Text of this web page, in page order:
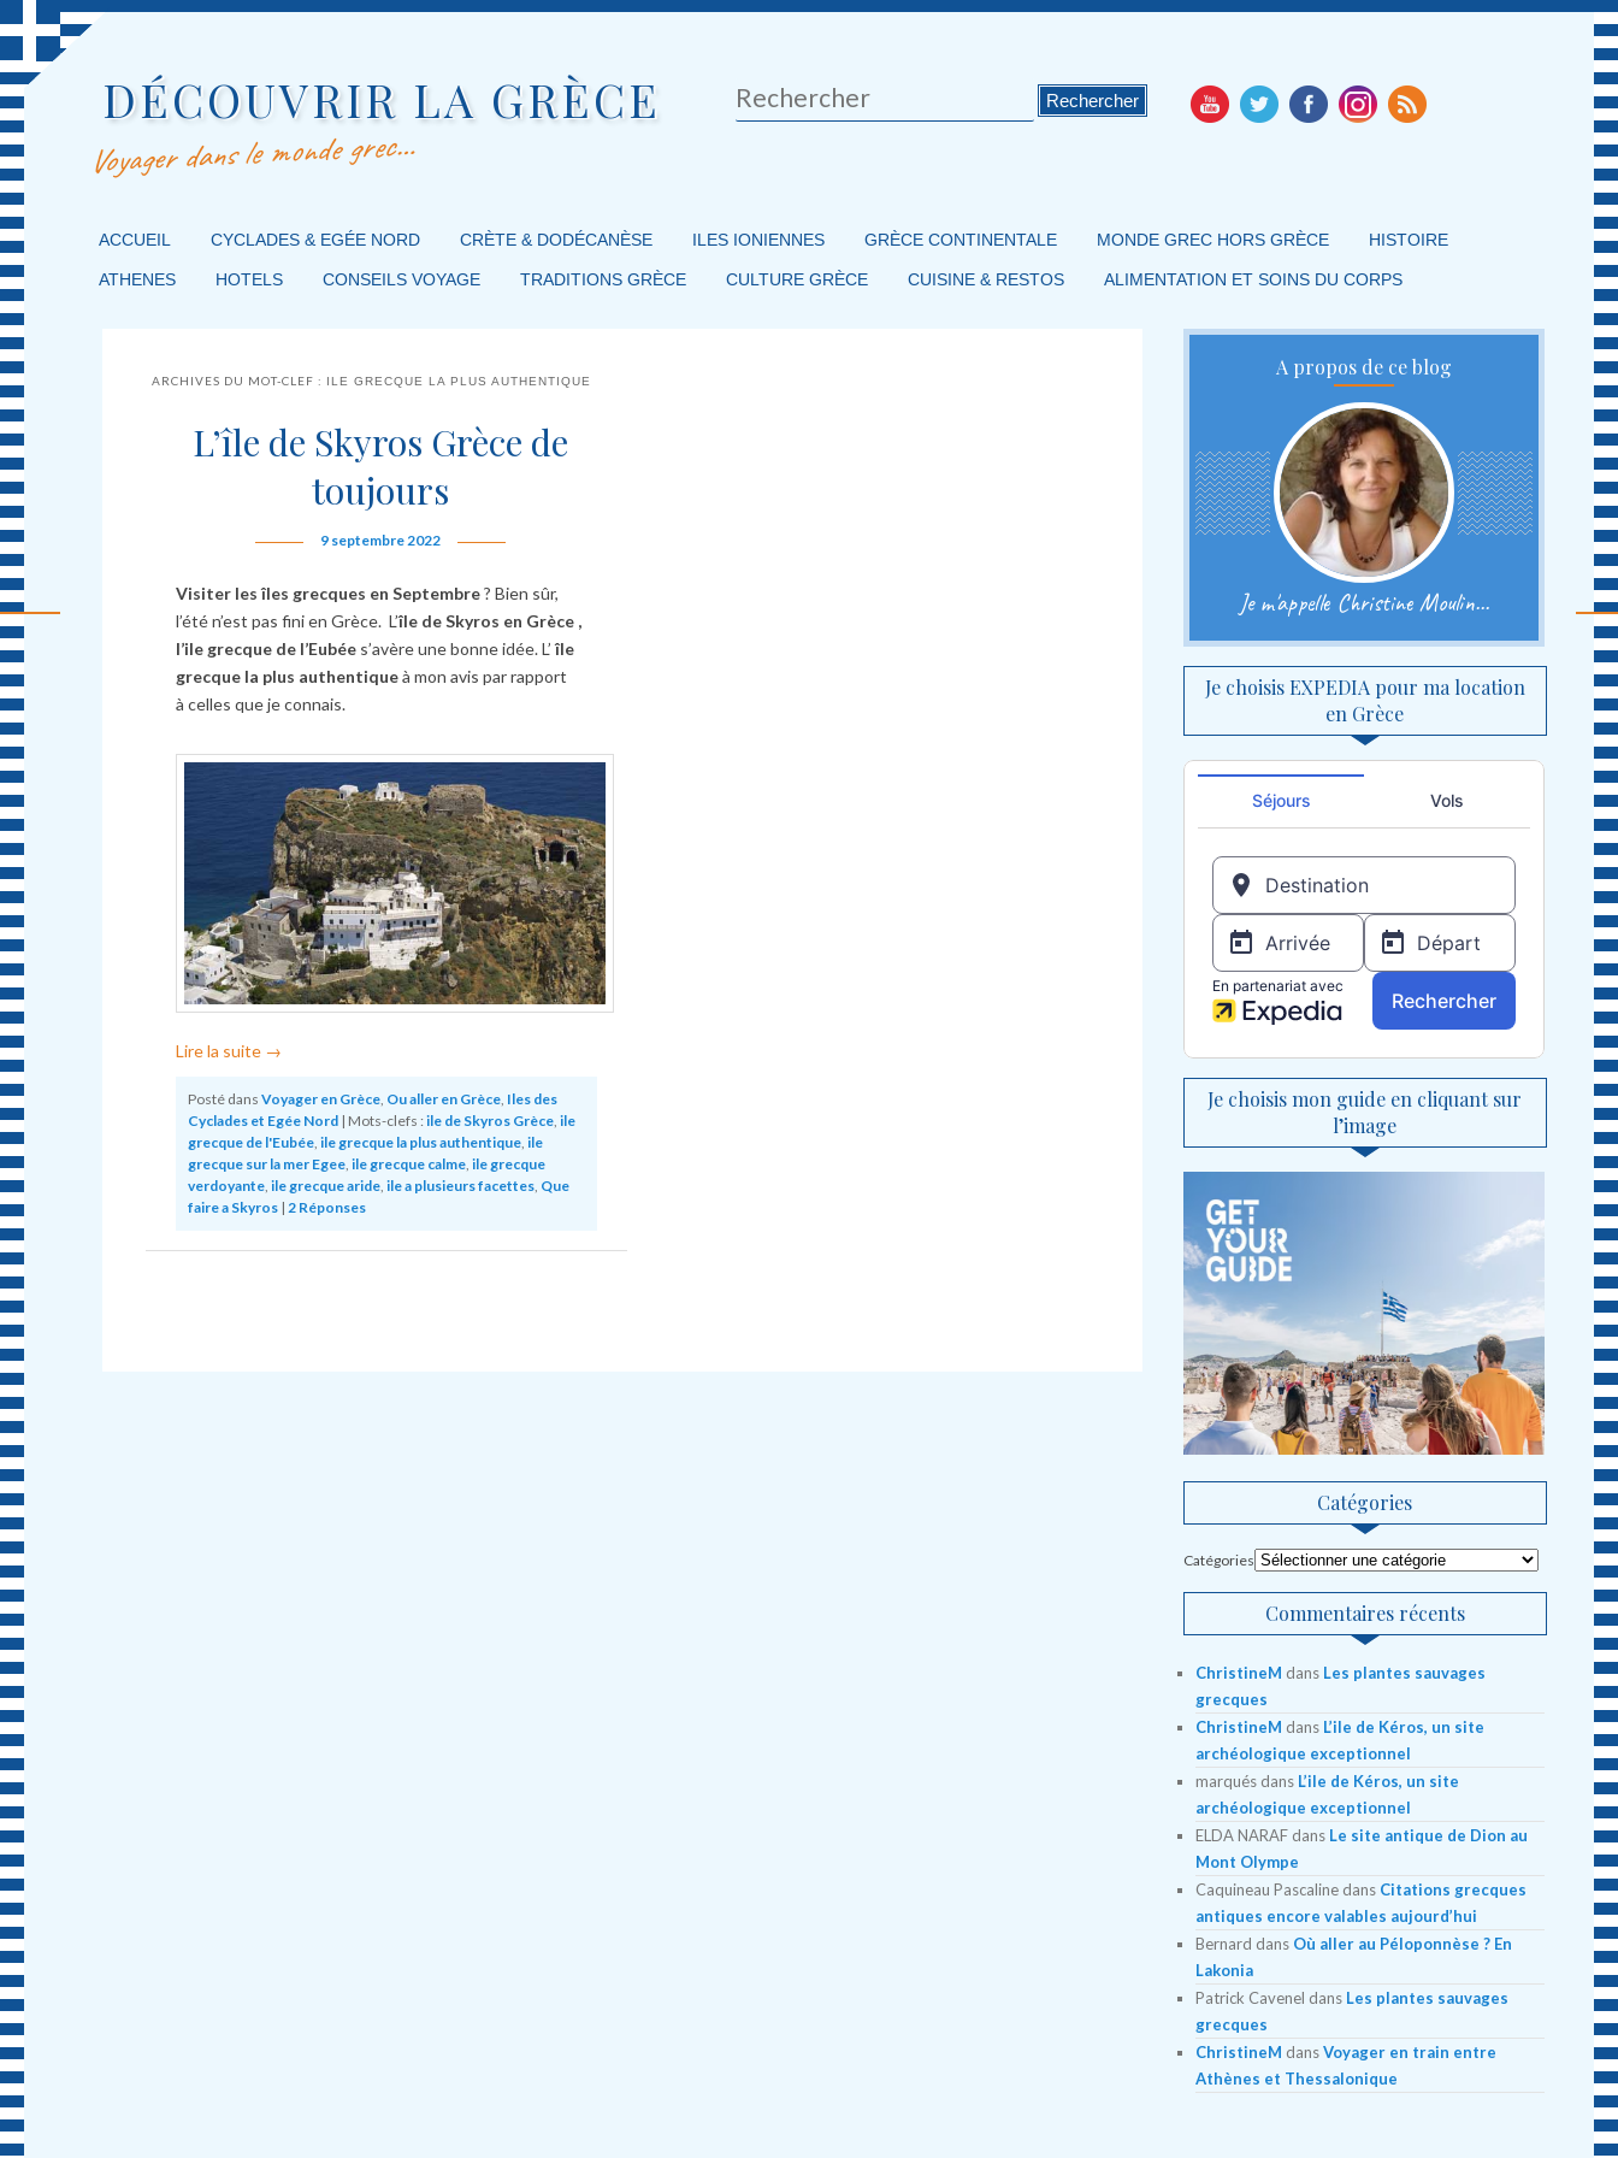
DÉCOUVRIR LA GRÈCE
Voyager dans le monde grec…
Rechercher
MENU PRINCIPAL
MASQUER LA NAVIGATION PRINCIPALE
MASQUER LA NAVIGATION SECONDAIRE
ACCUEIL CYCLADES & EGÉE NORD CRÈTE & DODÉCANÈSE ILES IONIENNES GRÈCE CONTINENTALE MONDE GREC HORS GRÈCE HISTOIRE
ATHENES HOTELS CONSEILS VOYAGE TRADITIONS GRÈCE CULTURE GRÈCE CUISINE & RESTOS ALIMENTATION ET SOINS DU CORPS
ARCHIVES DU MOT-CLEF : ILE GRECQUE LA PLUS AUTHENTIQUE
L’île de Skyros Grèce de
toujours
9 septembre 2022
Visiter les îles grecques en Septembre? Bien sûr,
l’été n’est pas fini en Grèce. L’île de Skyros en Grèce ,
l’ile grecque de l’Eubées’avère une bonne idée. L’île
grecque la plus authentiqueà mon avis par rapport
à celles que je connais.
Lire la suite →
Posté dans Voyager en Grèce, Ou aller en Grèce, Iles des
Cyclades et Egée Nord | Mots-clefs : ile de Skyros Grèce, ile
grecque de l'Eubée, ile grecque la plus authentique, ile
grecque sur la mer Egee, ile grecque calme, ile grecque
verdoyante, ile grecque aride, ile a plusieurs facettes, Que
faire a Skyros | 2Réponses
A propos de ce blog
Je m'appelle Christine Moulin...
Je choisis EXPEDIA pour ma location
en Grèce
Je choisis mon guide en cliquant sur
l’image
Catégories
Catégories
Commentaires récents
ChristineM dans Les plantes sauvages
grecques
ChristineM dans L’ile de Kéros, un site
archéologique exceptionnel
marquésdans L’ile de Kéros, un site
archéologique exceptionnel
ELDA NARAFdans Le site antique de Dion au
Mont Olympe
Caquineau Pascalinedans Citations grecques
antiques encore valables aujourd’hui
Bernard dans Où aller au Péloponnèse ? En
Lakonia
Patrick Cavenel dans Les plantes sauvages
grecques
ChristineM dansVoyager en train entre
Athènes et Thessalonique